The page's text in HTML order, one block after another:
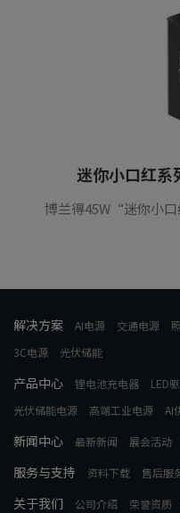
迷你小口红系
解决方案 AI电源 交通电源
3C电源
光伏储能
产品中心 锂电池充电器 LED
光伏储能电源
高端工业电源 AI
新闻中心 最新新闻 展会活动
服务与支持 资料下载 售后服
关于我们 公司介绍 荣誉资质